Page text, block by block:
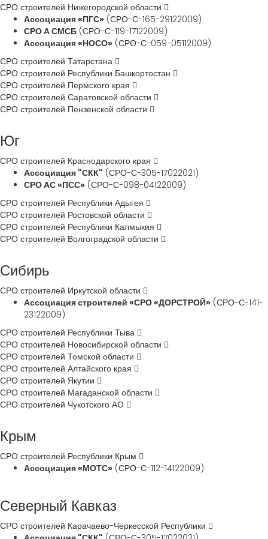
СРО строителей Нижегородской области
Ассоциация «ПГС» (СРО-С-165-29122009)
СРО А СМСБ (СРО-С-119-17122009)
Ассоциация «НОСО» (СРО-С-059-05112009)
СРО строителей Татарстана
СРО строителей Республики Башкортостан
СРО строителей Пермского края
СРО строителей Саратовской области
СРО строителей Пензенской области
Юг
СРО строителей Краснодарского края
Ассоциация "СКК" (СРО-С-305-17022021)
СРО АС «ПСС» (СРО-С-098-04122009)
СРО строителей Республики Адыгея
СРО строителей Ростовской области
СРО строителей Республики Калмыкия
СРО строителей Волгоградской области
Сибирь
СРО строителей Иркутской области
Ассоциация строителей «СРО «ДОРСТРОЙ» (СРО-С-141-
23122009)
СРО строителей Республики Тыва
СРО строителей Новосибирской области
СРО строителей Томской области
СРО строителей Алтайского края
СРО строителей Якутии
СРО строителей Магаданской области
СРО строителей Чукотского АО
Крым
СРО строителей Республики Крым
Ассоциация «МОТС» (СРО-С-112-14122009)
Северный Кавказ
СРО строителей Карачаево-Черкесской Республики